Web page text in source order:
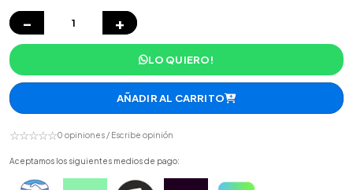
− +
LO QUIERO!
AÑADIR AL CARRITO
☆☆☆☆☆0 opiniones / Escribe opinión
Aceptamos los siguientes medios de pago: